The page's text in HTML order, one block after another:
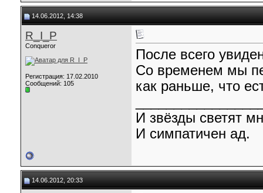
14.06.2012, 14:38
R_I_P
Conqueror
Регистрация: 17.02.2010
Сообщений: 105
После всего
Со временем мы
как раньше, что
И звёзды светят
И симпатичен ад.
14.06.2012, 20:33